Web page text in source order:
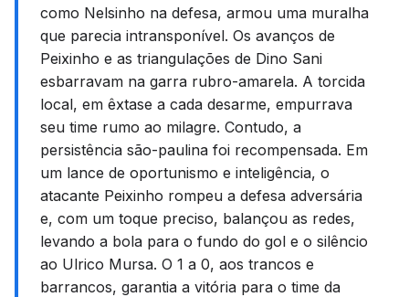
como Nelsinho na defesa, armou uma muralha
que parecia intransponível. Os avanços de
Peixinho e as triangulações de Dino Sani
esbarravam na garra rubro-amarela. A torcida
local, em êxtase a cada desarme, empurrava
seu time rumo ao milagre. Contudo, a
persistência são-paulina foi recompensada. Em
um lance de oportunismo e inteligência, o
atacante Peixinho rompeu a defesa adversária
e, com um toque preciso, balançou as redes,
levando a bola para o fundo do gol e o silêncio
ao Ulrico Mursa. O 1 a 0, aos trancos e
barrancos, garantia a vitória para o time da